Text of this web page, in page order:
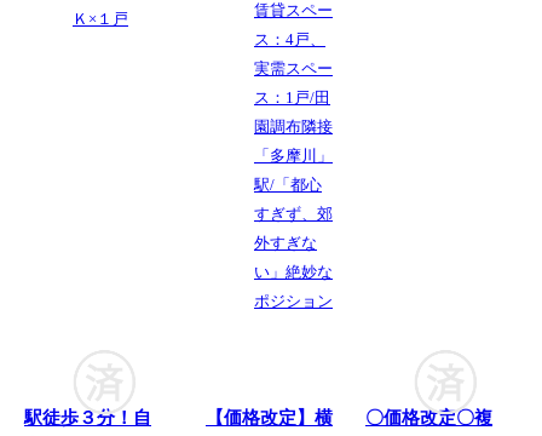
Ｋ×１戸
賃貸スペー
ス：4戸、
実需スペー
ス：1戸/田
園調布隣接
「多摩川」
駅/「都心
すぎず、郊
外すぎな
い」絶妙な
ポジション
駅徒歩３分！自
【価格改定】横
〇価格改定〇複